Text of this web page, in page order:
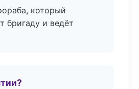
который
бригаду и ведёт